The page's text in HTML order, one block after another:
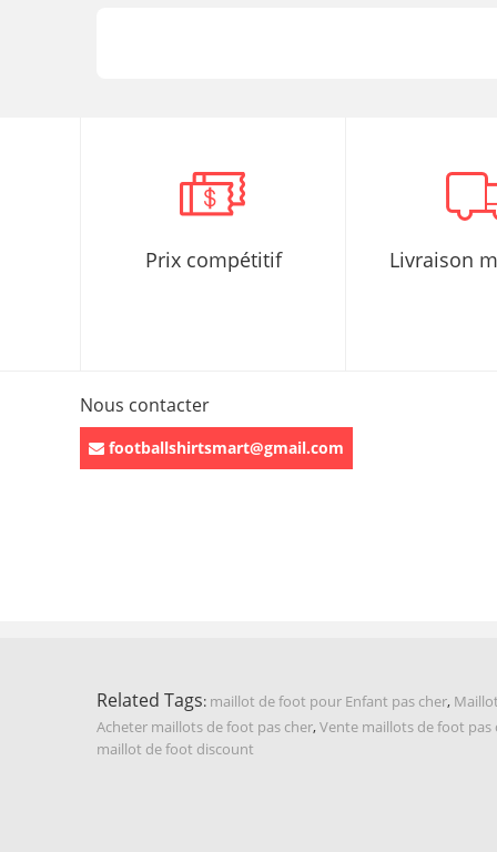
Prix compétitif Livraison
Nous contacter
footballshirtsmart@gmail.com
Related Tags: maillot de foot pour Enfant pas cher,
Acheter maillots de foot pas cher,Vente maillots de foot pas
maillot de foot discount